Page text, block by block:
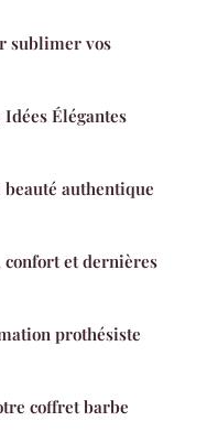
sublimer vos
Élégantes
authentique
et dernières
prothésiste
coffret barbe